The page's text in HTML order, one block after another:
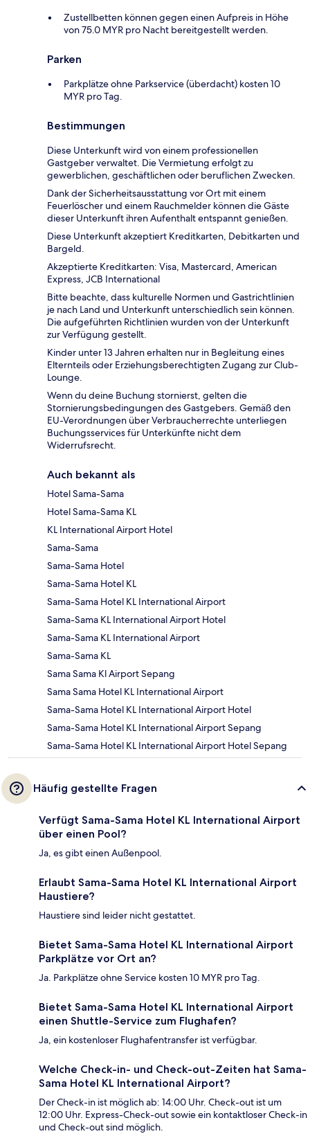
Zustellbetten können gegen einen Aufpreis in Höhe
von 75.0 MYR pro Nacht bereitgestellt werden.
Parken
Parkplätze ohne Parkservice (überdacht) kosten 10
MYR pro Tag.
Bestimmungen
Diese Unterkunft wird von einem professionellen
Gastgeber verwaltet. Die Vermietung erfolgt zu
gewerblichen, geschäftlichen oder beruflichen Zwecken.
Dank der Sicherheitsausstattung vor Ort mit einem
Feuerlöscher und einem Rauchmelder können die Gäste
dieser Unterkunft ihren Aufenthalt entspannt genießen.
Diese Unterkunft akzeptiert Kreditkarten, Debitkarten und
Bargeld.
Akzeptierte Kreditkarten: Visa, Mastercard, American
Express, JCB International
Bitte beachte, dass kulturelle Normen und Gastrichtlinien
je nach Land und Unterkunft unterschiedlich sein können.
Die aufgeführten Richtlinien wurden von der Unterkunft
zur Verfügung gestellt.
Kinder unter 13 Jahren erhalten nur in Begleitung eines
Elternteils oder Erziehungsberechtigten Zugang zur Club-
Lounge.
Wenn du deine Buchung stornierst, gelten die
Stornierungsbedingungen des Gastgebers. Gemäß den
EU-Verordnungen über Verbraucherrechte unterliegen
Buchungsservices für Unterkünfte nicht dem
Widerrufsrecht.
Auch bekannt als
Hotel Sama-Sama
Hotel Sama-Sama KL
KL International Airport Hotel
Sama-Sama
Sama-Sama Hotel
Sama-Sama Hotel KL
Sama-Sama Hotel KL International Airport
Sama-Sama KL International Airport Hotel
Sama-Sama KL International Airport
Sama-Sama KL
Sama Sama Kl Airport Sepang
Sama Sama Hotel KL International Airport
Sama-Sama Hotel KL International Airport Hotel
Sama-Sama Hotel KL International Airport Sepang
Sama-Sama Hotel KL International Airport Hotel Sepang
Häufig gestellte Fragen
Verfügt Sama-Sama Hotel KL International Airport
über einen Pool?
Ja, es gibt einen Außenpool.
Erlaubt Sama-Sama Hotel KL International Airport
Haustiere?
Haustiere sind leider nicht gestattet.
Bietet Sama-Sama Hotel KL International Airport
Parkplätze vor Ort an?
Ja. Parkplätze ohne Service kosten 10 MYR pro Tag.
Bietet Sama-Sama Hotel KL International Airport
einen Shuttle-Service zum Flughafen?
Ja, ein kostenloser Flughafentransfer ist verfügbar.
Welche Check-in- und Check-out-Zeiten hat Sama-
Sama Hotel KL International Airport?
Der Check-in ist möglich ab: 14:00 Uhr. Check-out ist um
12:00 Uhr. Express-Check-out sowie ein kontaktloser Check-in
und Check-out sind möglich.